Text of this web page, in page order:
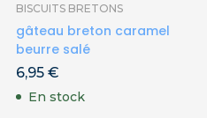
BISCUITS BRETONS
gâteau breton caramel
beurre salé
6,95 €
En stock